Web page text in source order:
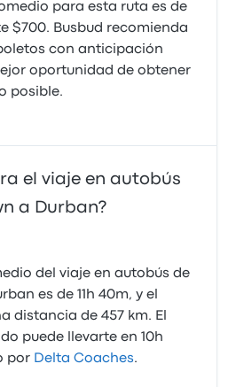
para esta ruta es de
$700. Busbud recomienda
con anticipación
oportunidad de obtener
posible.
el viaje en autobús
a Durban?
del viaje en autobús de
es de 11h 40m, y el
distancia de 457 km. El
puede llevarte en 10h
por Delta Coaches.